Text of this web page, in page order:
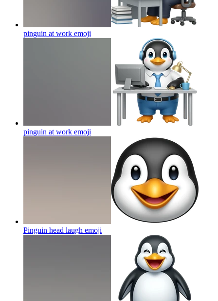
pinguin at work emoji
pinguin at work emoji
Pinguin head laugh emoji